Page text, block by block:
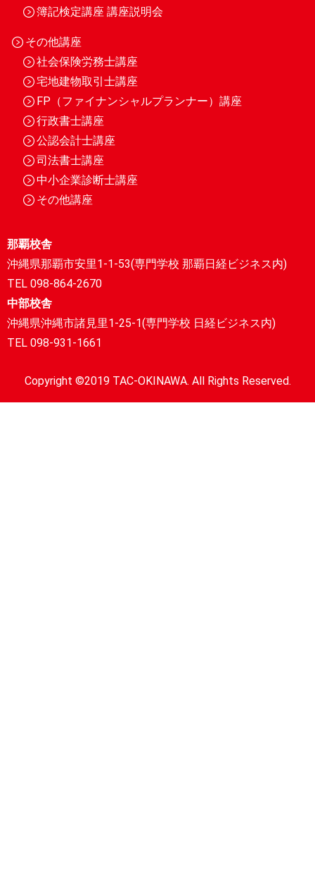
簿記検定講座 講座説明会
その他講座
社会保険労務士講座
宅地建物取引士講座
FP（ファイナンシャルプランナー）講座
行政書士講座
公認会計士講座
司法書士講座
中小企業診断士講座
その他講座
那覇校舎
沖縄県那覇市安里1-1-53(専門学校 那覇日経ビジネス内)
TEL 098-864-2670
中部校舎
沖縄県沖縄市諸見里1-25-1(専門学校 日経ビジネス内)
TEL 098-931-1661
Copyright ©2019 TAC-OKINAWA. All Rights Reserved.